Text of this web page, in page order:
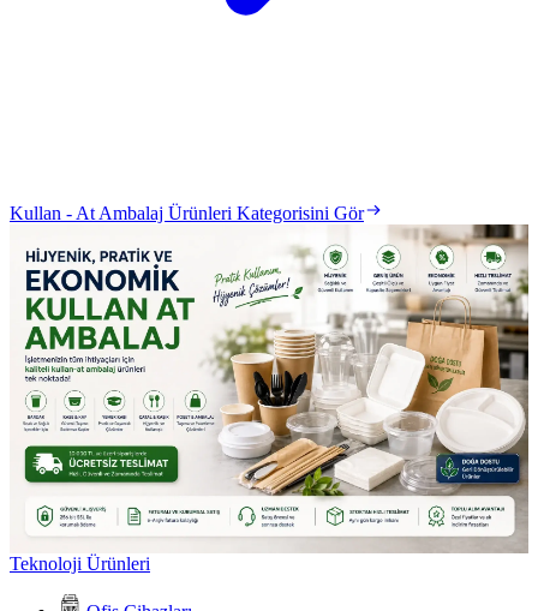
Kullan - At Ambalaj Ürünleri Kategorisini Gör
Teknoloji Ürünleri